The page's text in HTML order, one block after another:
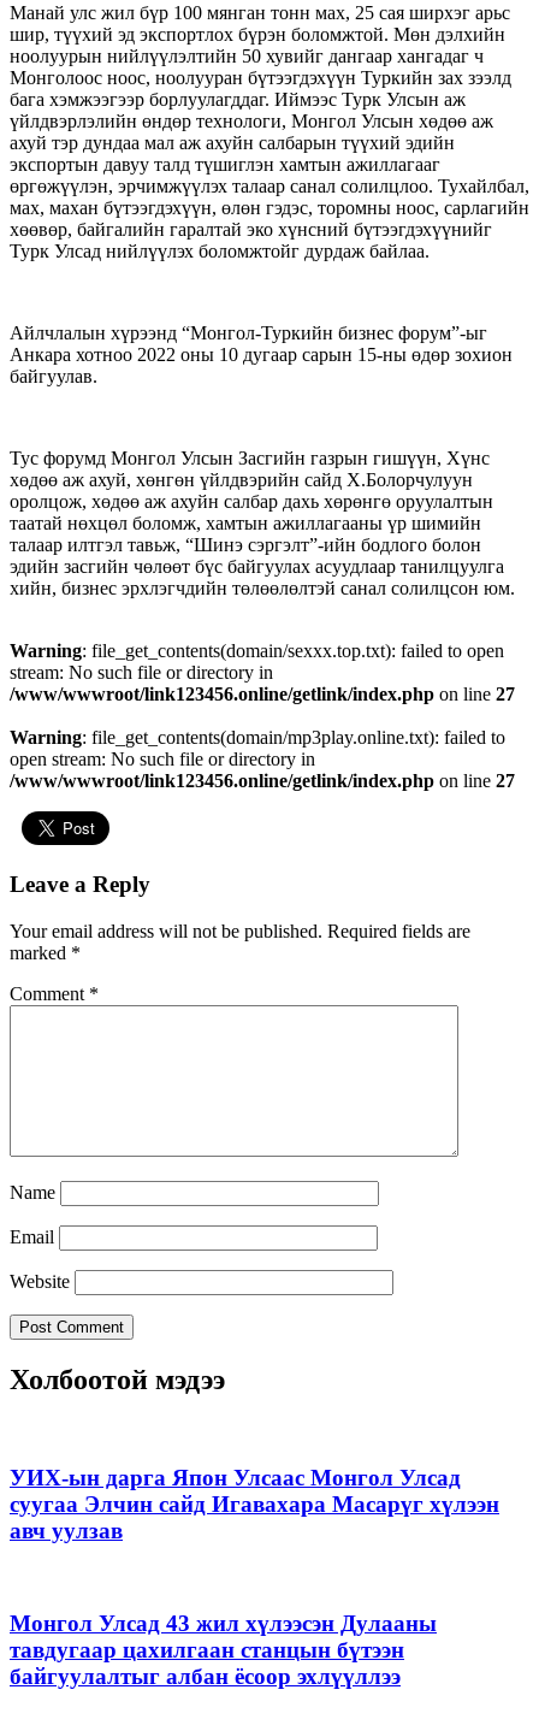
Манай улс жил бүр 100 мянган тонн мах, 25 сая ширхэг арьс
шир, түүхий эд экспортлох бүрэн боломжтой. Мөн дэлхийн
ноолуурын нийлүүлэлтийн 50 хувийг дангаар хангадаг ч
Монголоос ноос, ноолууран бүтээгдэхүүн Туркийн зах зээлд
бага хэмжээгээр борлуулагддаг. Иймээс Турк Улсын аж
үйлдвэрлэлийн өндөр технологи, Монгол Улсын хөдөө аж
ахуй тэр дундаа мал аж ахуйн салбарын түүхий эдийн
экспортын давуу талд түшиглэн хамтын ажиллагааг
өргөжүүлэн, эрчимжүүлэх талаар санал солилцлоо. Тухайлбал,
мах, махан бүтээгдэхүүн, өлөн гэдэс, торомны ноос, сарлагийн
хөөвөр, байгалийн гаралтай эко хүнсний бүтээгдэхүүнийг
Турк Улсад нийлүүлэх боломжтойг дурдаж байлаа.
Айлчлалын хүрээнд “Монгол-Туркийн бизнес форум”-ыг
Анкара хотноо 2022 оны 10 дугаар сарын 15-ны өдөр зохион
байгуулав.
Тус форумд Монгол Улсын Засгийн газрын гишүүн, Хүнс
хөдөө аж ахуй, хөнгөн үйлдвэрийн сайд Х.Болорчулуун
оролцож, хөдөө аж ахуйн салбар дахь хөрөнгө оруулалтын
таатай нөхцөл боломж, хамтын ажиллагааны үр шимийн
талаар илтгэл тавьж, “Шинэ сэргэлт”-ийн бодлого болон
эдийн засгийн чөлөөт бүс байгуулах асуудлаар танилцуулга
хийн, бизнес эрхлэгчдийн төлөөлөлтэй санал солилцсон юм.
Warning: file_get_contents(domain/sexxx.top.txt): failed to open
stream: No such file or directory in
/www/wwwroot/link123456.online/getlink/index.php on line 27
Warning: file_get_contents(domain/mp3play.online.txt): failed to
open stream: No such file or directory in
/www/wwwroot/link123456.online/getlink/index.php on line 27
Leave a Reply
Your email address will not be published. Required fields are
marked *
Comment *
Name
Email
Website
Холбоотой мэдээ
УИХ-ын дарга Япон Улсаас Монгол Улсад
суугаа Элчин сайд Игавахара Масарүг хүлээн
авч уулзав
Монгол Улсад 43 жил хүлээсэн Дулааны
тавдугаар цахилгаан станцын бүтээн
байгуулалтыг албан ёсоор эхлүүллээ